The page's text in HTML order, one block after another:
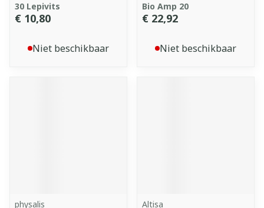
30 Lepivits
€ 10,80
Niet beschikbaar
Bio Amp 20
€ 22,92
Niet beschikbaar
physalis
Altisa